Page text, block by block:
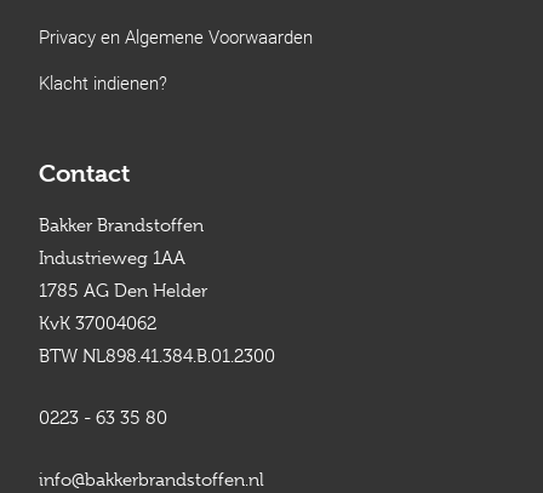
Privacy en Algemene Voorwaarden
Klacht indienen?
Contact
Bakker Brandstoffen
Industrieweg 1AA
1785 AG Den Helder
KvK 37004062
BTW NL898.41.384.B.01.2300
0223 - 63 35 80
info@bakkerbrandstoffen.nl